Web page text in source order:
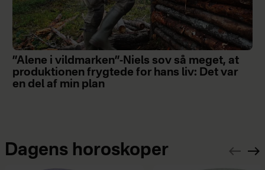
”Alene i vildmarken”-Niels sov så meget, at
produktionen frygtede for hans liv: Det var
en del af min plan
Dagens horoskoper